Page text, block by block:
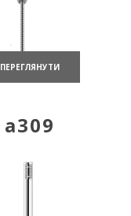
ПЕРЕГЛЯНУТИ
a309